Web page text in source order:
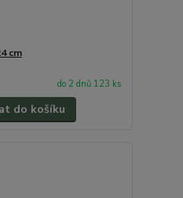
cm
do 2 dnů 123 ks
do košíku